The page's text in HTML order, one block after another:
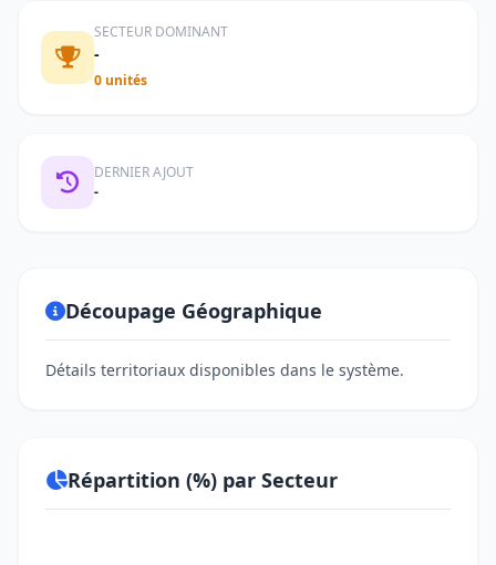
SECTEUR DOMINANT
-
0 unités
DERNIER AJOUT
-
Découpage Géographique
Détails territoriaux disponibles dans le système.
Répartition (%) par Secteur